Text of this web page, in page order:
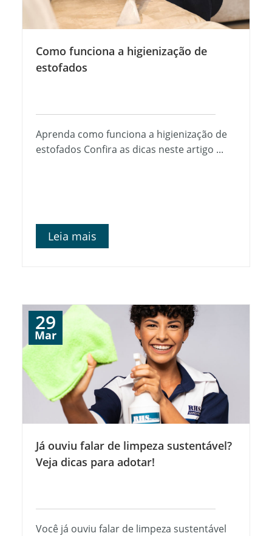
Como funciona a higienização de
estofados
Aprenda como funciona a higienização de
estofados Confira as dicas neste artigo ...
Leia mais
29
Mar
Já ouviu falar de limpeza sustentável?
Veja dicas para adotar!
Você já ouviu falar de limpeza sustentável